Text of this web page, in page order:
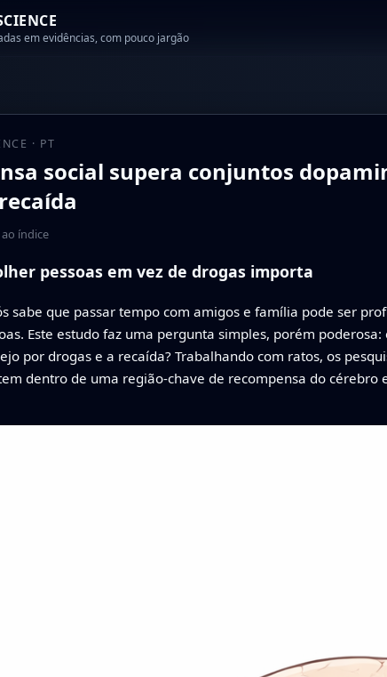
em evidências, com pouco jargão
· PT
social supera conjuntos
índice
pessoas em vez de drogas importa
sabe que passar tempo com amigos e família pode ser
Este estudo faz uma pergunta simples, porém
por drogas e a recaída? Trabalhando com ratos, os
dentro de uma região-chave de recompensa do cérebro